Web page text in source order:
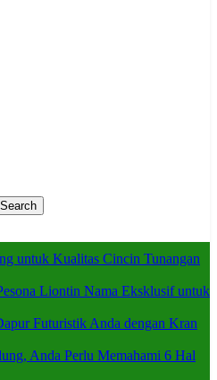
untuk Kualitas Cincin Tunangan
Liontin Nama Eksklusif untuk
Futuristik Anda dengan Kran
Anda Perlu Memahami 6 Hal